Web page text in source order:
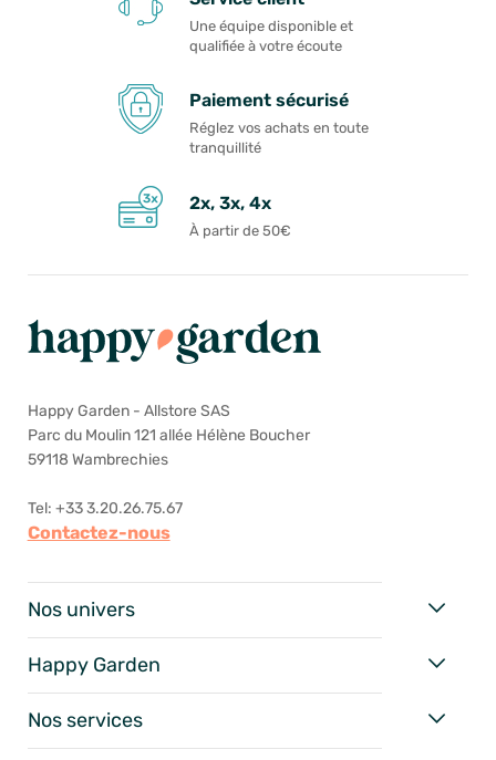
Une équipe disponible et
qualifiée à votre écoute
Paiement sécurisé
Réglez vos achats en toute
tranquillité
2x, 3x, 4x
À partir de 50€
Happy Garden - Allstore SAS
Parc du Moulin 121 allée Hélène Boucher
59118 Wambrechies
Tel: +33 3.20.26.75.67
Contactez-nous
Nos univers
Happy Garden
Nos services